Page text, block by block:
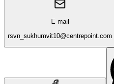
E-mail
rsvn_sukhumvit10@centrepoint.com